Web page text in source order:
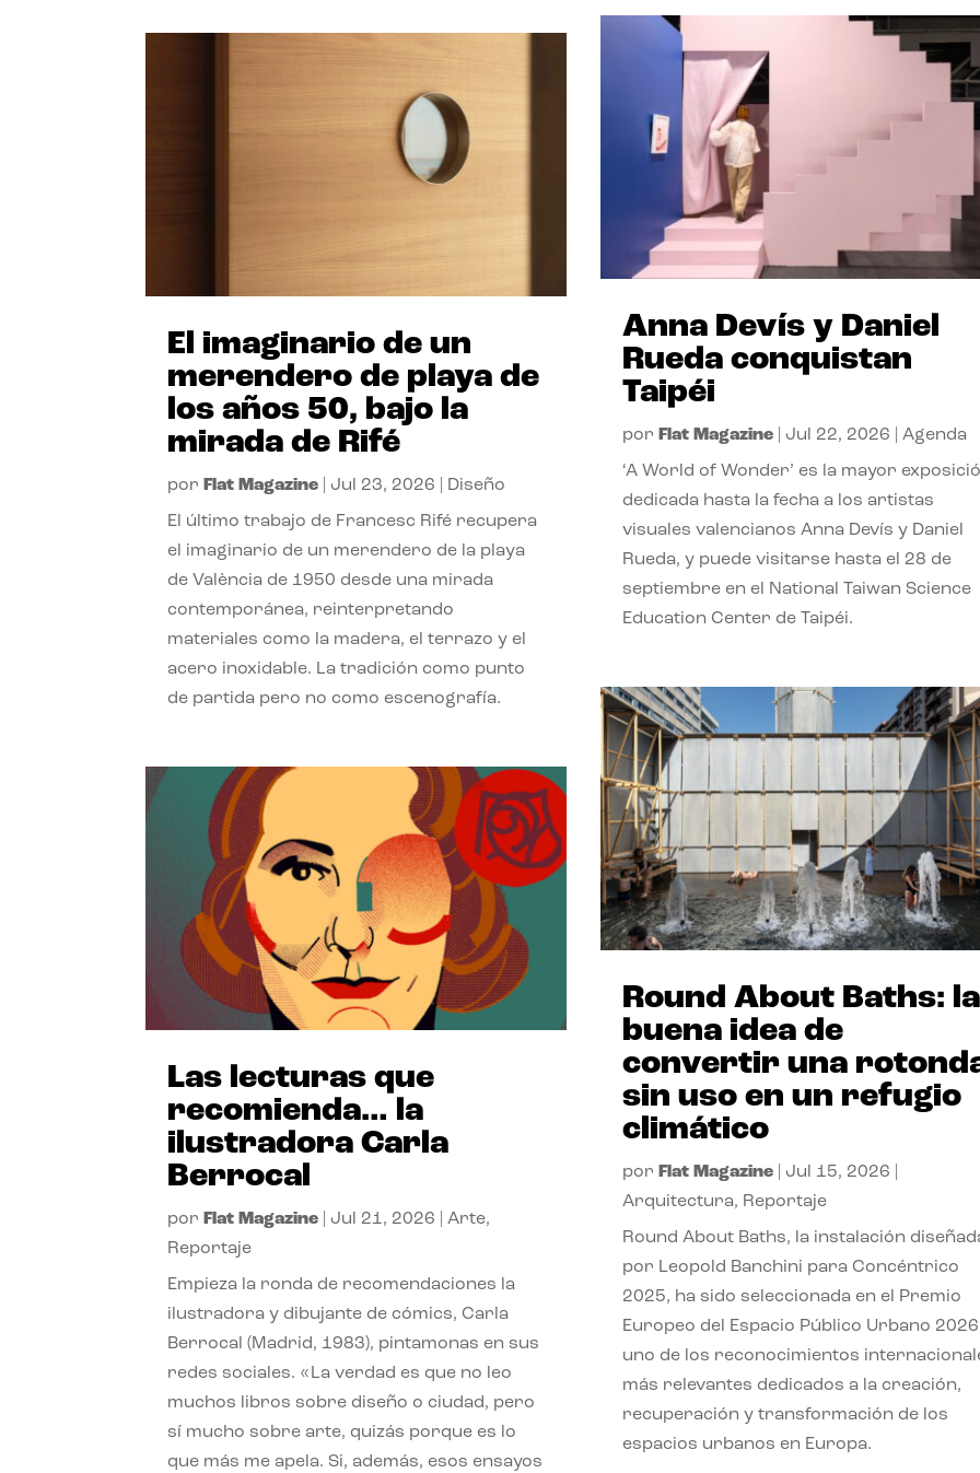
El imaginario de un
merendero de playa de
los años 50, bajo la
mirada de Rifé
por Flat Magazine Jul 23, 2026 Diseño
El último trabajo de Francesc Rifé recupera
el imaginario de un merendero de la playa
de València de 1950 desde una mirada
contemporánea, reinterpretando
materiales como la madera, el terrazo y el
acero inoxidable. La tradición como punto
de partida pero no como escenografía.
Las lecturas que
recomienda… la
ilustradora Carla
Berrocal
por Flat Magazine Jul 21, 2026 |Arte,
Reportaje
Empieza la ronda de recomendaciones la
ilustradora y dibujante de cómics, Carla
Berrocal (Madrid, 1983), pintamonas en sus
redes sociales. «La verdad es que no leo
muchos libros sobre diseño o ciudad, pero
sí mucho sobre arte, quizás porque es lo
que más me apela. Si, además, esos ensayos
Anna Devís y Daniel
Rueda conquistan
Taipéi
por Flat Magazine| Jul 22, 2026 Agenda
‘A World of Wonder’ es la mayor
dedicada hasta la fecha a los artistas
visuales valencianos Anna Devís y Daniel
Rueda, y puede visitarse hasta el 28 de
septiembre en el National Taiwan Science
Education Center de Taipéi.
Round About Baths: la
buena idea de
convertir una
sin uso en un refugio
climático
por Flat Magazine| Jul 15, 2026
Arquitectura, Reportaje
Round About Baths, la instalación
por Leopold Banchini para Concéntrico
2025, ha sido seleccionada en el Premio
Europeo del Espacio Público Urbano
uno de los reconocimientos
más relevantes dedicados a la creación,
recuperación y transformación de los
espacios urbanos en Europa.